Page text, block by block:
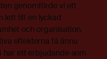
genomförde vi ett
lett till en lyckad
och organisation.
effekterna få ännu
ett erbjudande som